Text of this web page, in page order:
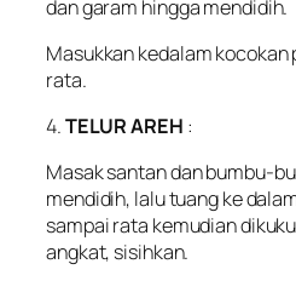
dan garam hingga mendidih.
Masukkan kedalam kocokan
rata.
4.TELUR AREH :
Masak santan dan bumbu-
mendidih, lalu tuang ke
sampai rata kemudian
angkat, sisihkan.